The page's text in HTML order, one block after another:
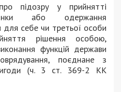
підозру у прийнятті
або одержання
для себе чи третьої особи
рішення особою,
функцій держави
поєднане з
(ч. 3 ст. 369-2 КК